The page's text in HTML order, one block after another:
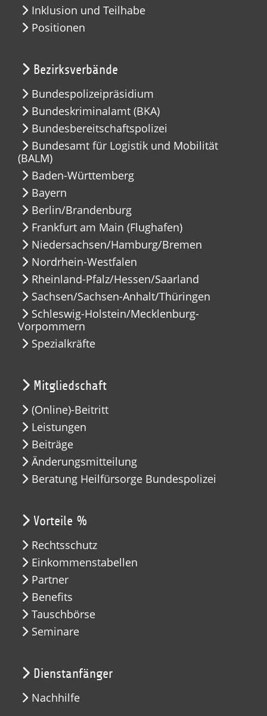
Inklusion und Teilhabe
Positionen
Bezirksverbände
Bundespolizeipräsidium
Bundeskriminalamt (BKA)
Bundesbereitschaftspolizei
Bundesamt für Logistik und Mobilität
(BALM)
Baden-Württemberg
Bayern
Berlin/Brandenburg
Frankfurt am Main (Flughafen)
Niedersachsen/Hamburg/Bremen
Nordrhein-Westfalen
Rheinland-Pfalz/Hessen/Saarland
Sachsen/Sachsen-Anhalt/Thüringen
Schleswig-Holstein/Mecklenburg-
Vorpommern
Spezialkräfte
Mitgliedschaft
(Online)-Beitritt
Leistungen
Beiträge
Änderungsmitteilung
Beratung Heilfürsorge Bundespolizei
Vorteile %
Rechtsschutz
Einkommenstabellen
Partner
Benefits
Tauschbörse
Seminare
Dienstanfänger
Nachhilfe